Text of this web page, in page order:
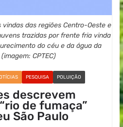
das regiões Centro-Oeste e
trazidas por frente fria vinda
do céu e da água da
CPTEC)
PESQUISA POLUIÇÃO
descrevem
de fumaça”
São Paulo